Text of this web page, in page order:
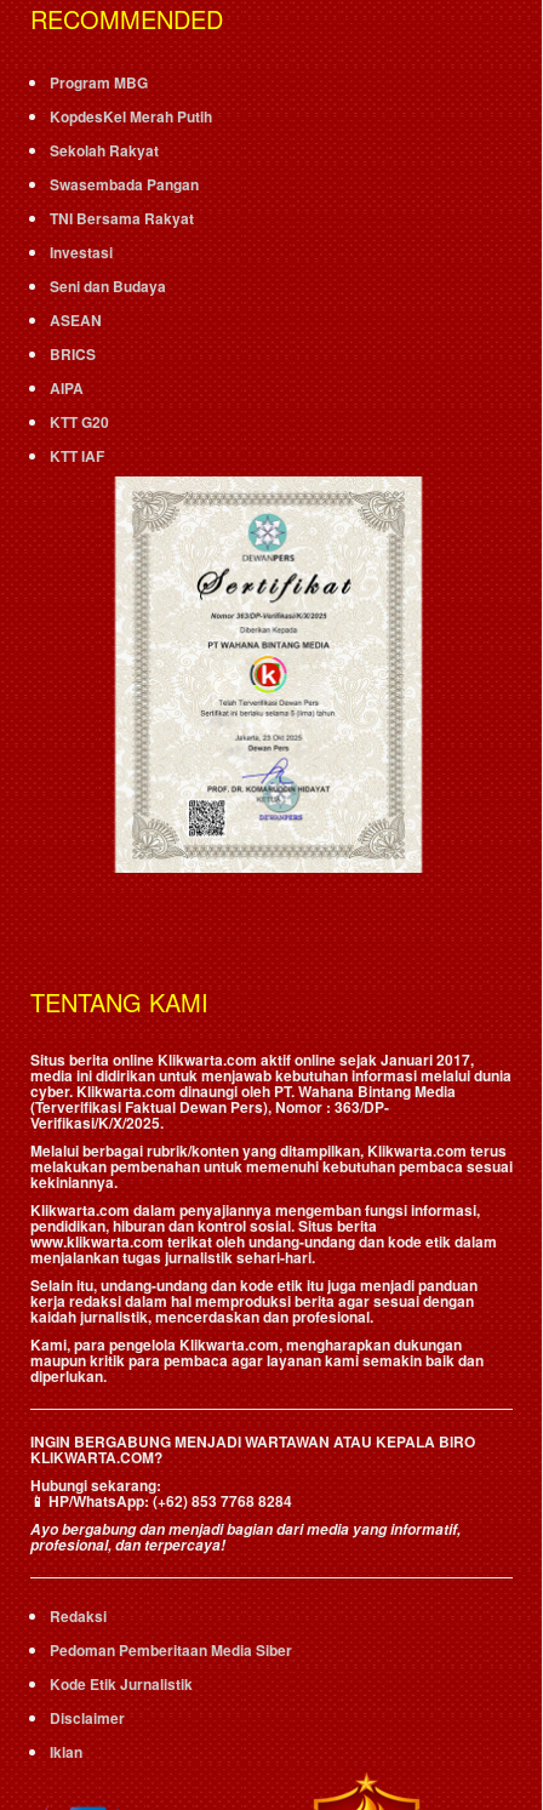
RECOMMENDED
Program MBG
KopdesKel Merah Putih
Sekolah Rakyat
Swasembada Pangan
TNI Bersama Rakyat
Investasi
Seni dan Budaya
ASEAN
BRICS
AIPA
KTT G20
KTT IAF
TENTANG KAMI
Situs berita online Klikwarta.com aktif online sejak Januari 2017,
media ini didirikan untuk menjawab kebutuhan informasi melalui dunia
cyber. Klikwarta.com dinaungi oleh PT. Wahana Bintang Media
(Terverifikasi Faktual Dewan Pers), Nomor : 363/DP-
Verifikasi/K/X/2025.
Melalui berbagai rubrik/konten yang ditampilkan, Klikwarta.com terus
melakukan pembenahan untuk memenuhi kebutuhan pembaca sesuai
kekiniannya.
Klikwarta.com dalam penyajiannya mengemban fungsi informasi,
pendidikan, hiburan dan kontrol sosial. Situs berita
www.klikwarta.com terikat oleh undang-undang dan kode etik dalam
menjalankan tugas jurnalistik sehari-hari.
Selain itu, undang-undang dan kode etik itu juga menjadi panduan
kerja redaksi dalam hal memproduksi berita agar sesuai dengan
kaidah jurnalistik, mencerdaskan dan profesional.
Kami, para pengelola Klikwarta.com, mengharapkan dukungan
maupun kritik para pembaca agar layanan kami semakin baik dan
diperlukan.
INGIN BERGABUNG MENJADI WARTAWAN ATAU KEPALA BIRO
KLIKWARTA.COM?
Hubungi sekarang:
📱HP/WhatsApp:(+62) 853 7768 8284
Ayo bergabung dan menjadi bagian dari media yang informatif,
profesional, dan terpercaya!
Redaksi
Pedoman Pemberitaan Media Siber
Kode Etik Jurnalistik
Disclaimer
Iklan